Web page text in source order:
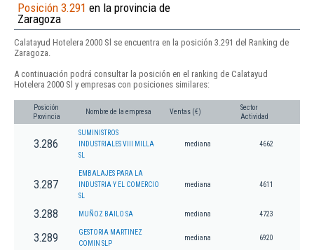
Posición 3.291 en la provincia de
Zaragoza
Calatayud Hotelera 2000 Sl se encuentra en la posición 3.291 del Ranking de
Zaragoza.
A continuación podrá consultar la posición en el ranking de Calatayud
Hotelera 2000 Sl y empresas con posiciones similares:
Posición
Provincia
Nombre de la empresa Ventas (€)
Sector
Actividad
3.286
SUMINISTROS
INDUSTRIALES VIII MILLA
SL
mediana 4662
3.287
EMBALAJES PARA LA
INDUSTRIA Y EL COMERCIO
SL
mediana 4611
3.288 MUÑOZ BAILO SA mediana 4723
3.289
GESTORIA MARTINEZ
COMIN SLP
mediana 6920